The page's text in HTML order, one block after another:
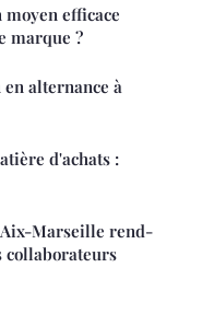
efficace
marque ?
alternance à
d'achats :
Marseille rend-
collaborateurs